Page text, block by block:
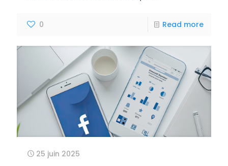
0 Read more
25 juin 2025